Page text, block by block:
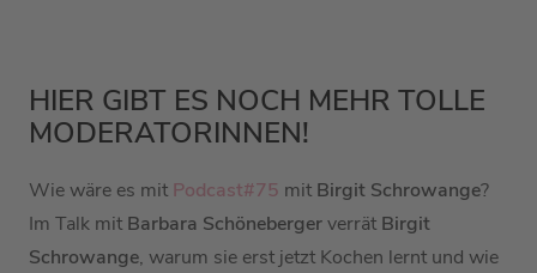
HIER GIBT ES NOCH MEHR TOLLE
MODERATORINNEN!
Wie wäre es mit Podcast#75 mit Birgit Schrowange?
Im Talk mit Barbara Schönebergerverrät Birgit
Schrowange, warum sie erst jetzt Kochen lernt und wie